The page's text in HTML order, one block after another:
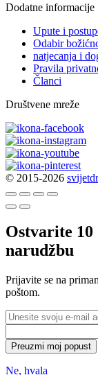
Dodatne informacije
Upute i
Odabir
natjecanja i
Pravila
Članci
Društvene mreže
© 2015-2026
Ostvarite 10
narudžbu
Prijavite se na
poštom.
Preuzmi moj popust
Ne, hvala